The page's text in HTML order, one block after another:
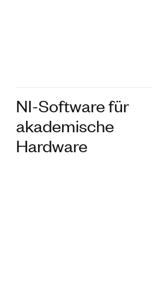
NI-Software für
akademische
Hardware